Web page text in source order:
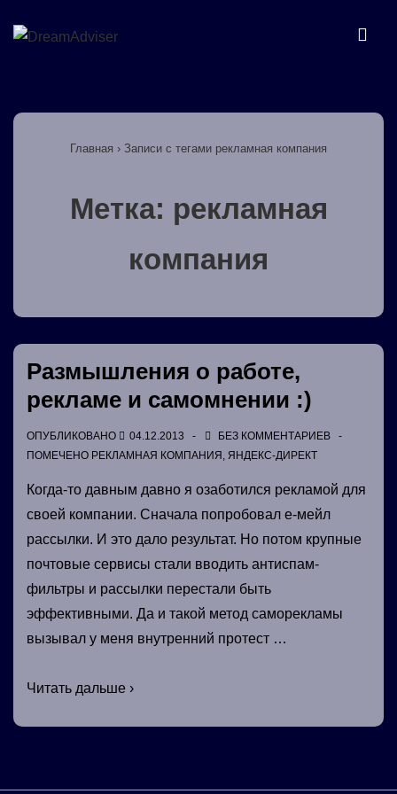
Перейти
содержимому
навигация
Главная › Записи с тегами рекламная компания
Метка: рекламная
компания
Размышления о работе,
рекламе и самомнении :)
ОПУБЛИКОВАНО 04.12.2013
БЕЗ КОММЕНТАРИЕВ
ПОМЕЧЕНО РЕКЛАМНАЯ КОМПАНИЯ , ЯНДЕКС-ДИРЕКТ
Когда-то давным давно я озаботился рекламой для
своей компании. Сначала попробовал е-мейл
рассылки. И это дало результат. Но потом крупные
почтовые сервисы стали вводить антиспам-
фильтры и рассылки перестали быть
эффективными. Да и такой метод саморекламы
вызывал у меня внутренний протест …
Размышления
и
Читать дальше ›